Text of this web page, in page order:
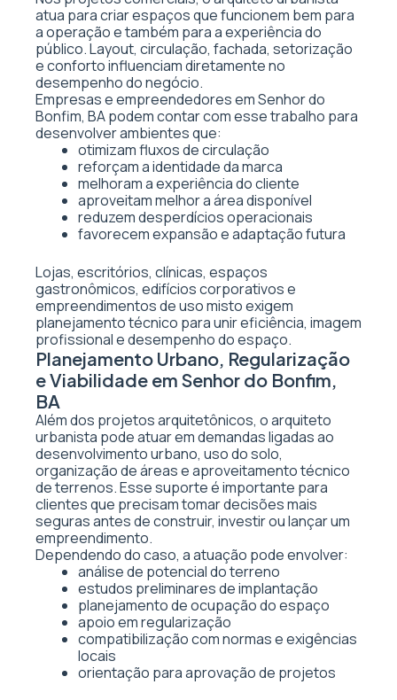
atua para criar espaços que funcionem bem para
a operação e também para a experiência do
público. Layout, circulação, fachada, setorização
e conforto influenciam diretamente no
desempenho do negócio.
Empresas e empreendedores em Senhor do
Bonfim, BA podem contar com esse trabalho para
desenvolver ambientes que:
otimizam fluxos de circulação
reforçam a identidade da marca
melhoram a experiência do cliente
aproveitam melhor a área disponível
reduzem desperdícios operacionais
favorecem expansão e adaptação futura
Lojas, escritórios, clínicas, espaços
gastronômicos, edifícios corporativos e
empreendimentos de uso misto exigem
planejamento técnico para unir eficiência, imagem
profissional e desempenho do espaço.
Planejamento Urbano, Regularização
e Viabilidade em Senhor do Bonfim,
BA
Além dos projetos arquitetônicos, o arquiteto
urbanista pode atuar em demandas ligadas ao
desenvolvimento urbano, uso do solo,
organização de áreas e aproveitamento técnico
de terrenos. Esse suporte é importante para
clientes que precisam tomar decisões mais
seguras antes de construir, investir ou lançar um
empreendimento.
Dependendo do caso, a atuação pode envolver:
análise de potencial do terreno
estudos preliminares de implantação
planejamento de ocupação do espaço
apoio em regularização
compatibilização com normas e exigências
locais
orientação para aprovação de projetos